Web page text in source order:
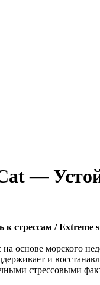
—
к стрессам / Extreme
основе морского
и
стрессовыми